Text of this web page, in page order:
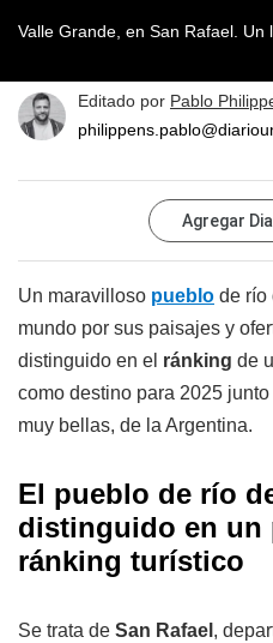
Valle Grande, en San Rafael.
Editado por Pablo
Agregar
Un maravilloso pueblo de río
mundo por sus paisajes y
distinguido en el ránking de
como destino para 2025
muy bellas, de la Argentina.
El pueblo de río
distinguido en un
ránking turístico
Se trata de San Rafael ,